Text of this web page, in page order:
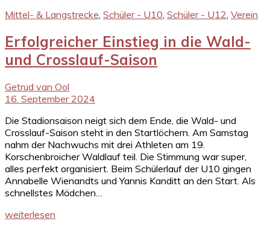
Mittel- & Langstrecke, Schüler - U10, Schüler - U12, Verein
Erfolgreicher Einstieg in die Wald-
und Crosslauf-Saison
Getrud van Ool
16. September 2024
Die Stadionsaison neigt sich dem Ende, die Wald- und
Crosslauf-Saison steht in den Startlöchern. Am Samstag
nahm der Nachwuchs mit drei Athleten am 19.
Korschenbroicher Waldlauf teil. Die Stimmung war super,
alles perfekt organisiert. Beim Schülerlauf der U10 gingen
Annabelle Wienandts und Yannis Kanditt an den Start. Als
schnellstes Mädchen…
weiterlesen